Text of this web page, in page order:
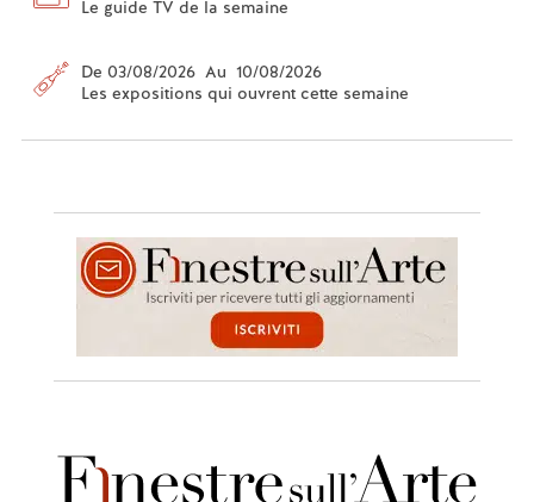
Le guide TV de la semaine
De 03/08/2026 Au 10/08/2026
Les expositions qui ouvrent cette semaine